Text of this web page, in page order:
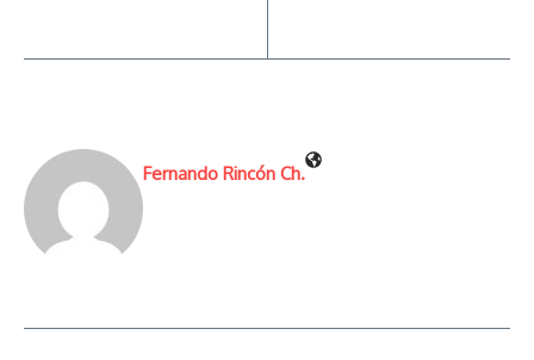
Fernando Rincón Ch.